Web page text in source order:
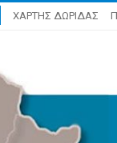
ΧΑΡΤΗΣ ΔΩΡΙΔΑΣ